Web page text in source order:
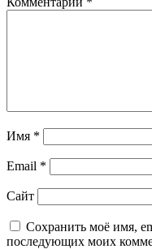
Имя *
Email *
Сайт
Сохранить моё имя,
последующих моих